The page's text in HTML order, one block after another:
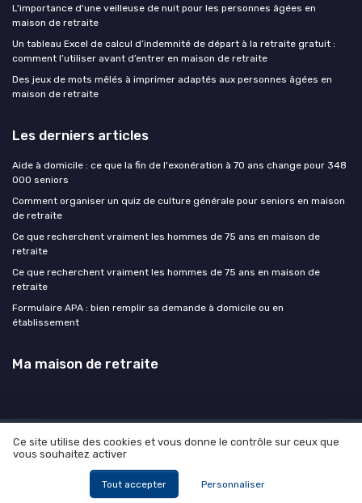
L'importance d'une veilleuse de nuit pour les personnes âgées en
maison de retraite
Un tableau Excel de calcul d’indemnité de départ à la retraite gratuit :
comment l’utiliser avant d’entrer en maison de retraite
Des jeux de mots mêlés à imprimer adaptés aux personnes âgées en
maison de retraite
Les derniers articles
Aide à domicile : ce que la fin de l'exonération à 70 ans change pour 348
000 seniors
Comment organiser un quiz de culture générale pour seniors en maison
de retraite
Ce que recherchent vraiment les hommes de 75 ans en maison de
retraite
Ce que recherchent vraiment les hommes de 75 ans en maison de
retraite
Formulaire APA : bien remplir sa demande à domicile ou en
établissement
Ma maison de retraite
Mentions légales Politique de confidentialité
Devis
© Ma maison de retraite 2026
Ce site utilise des cookies et vous donne le contrôle sur ceux que
vous souhaitez activer
Tout accepter Personnaliser